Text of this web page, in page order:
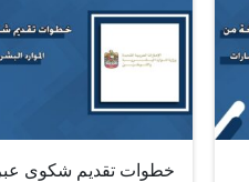
خطوات تقديم شكوى